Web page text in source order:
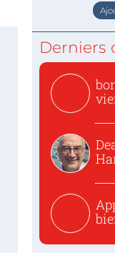
Derniers